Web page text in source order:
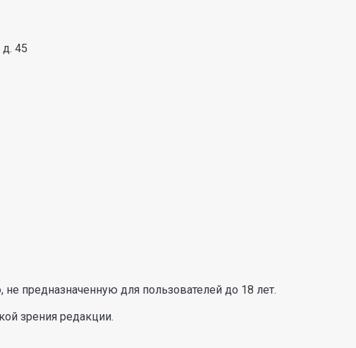
45
предназначенную для пользователей до 18 лет.
зрения редакции.